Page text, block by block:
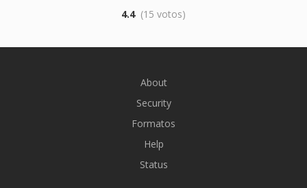
4.4 (15 votos)
About
Security
Formatos
Help
Status